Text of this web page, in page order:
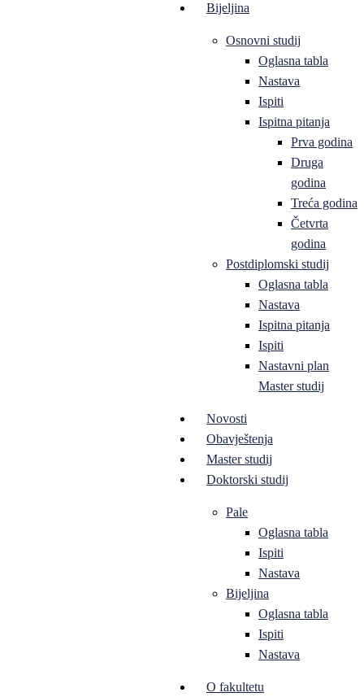
Bijeljina
Osnovni studij
Oglasna tabla
Nastava
Ispiti
Ispitna pitanja
Prva godina
Druga
godina
Treća godina
Četvrta
godina
Postdiplomski studij
Oglasna tabla
Nastava
Ispitna pitanja
Ispiti
Nastavni plan
Master studij
Novosti
Obavještenja
Master studij
Doktorski studij
Pale
Oglasna tabla
Ispiti
Nastava
Bijeljina
Oglasna tabla
Ispiti
Nastava
O fakultetu